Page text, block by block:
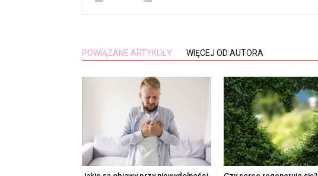
POWIĄZANE ARTYKUŁY WIĘCEJ OD AUTORA